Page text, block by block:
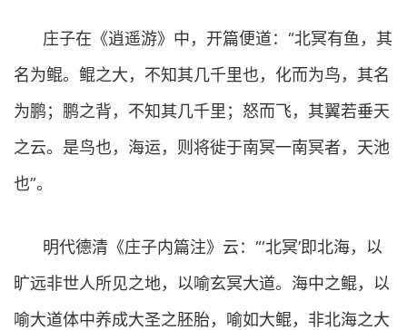
庄子在《逍遥游》中，开篇便道：“北冥有鱼，其
名为鲲。鲲之大，不知其几千里也，化而为鸟，其名
为鹏；鹏之背，不知其几千里；怒而飞，其翼若垂天
之云。是鸟也，海运，则将徙于南冥一南冥者，天池
也”。
明代德清《庄子内篇注》云：“‘北冥’即北海，以
旷远非世人所见之地，以喻玄冥大道。海中之鲲，以
喻大道体中养成大圣之胚胎，喻如大鲲，非北海之大